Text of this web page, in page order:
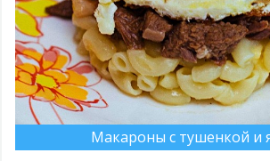
Макароны с тушенкой и